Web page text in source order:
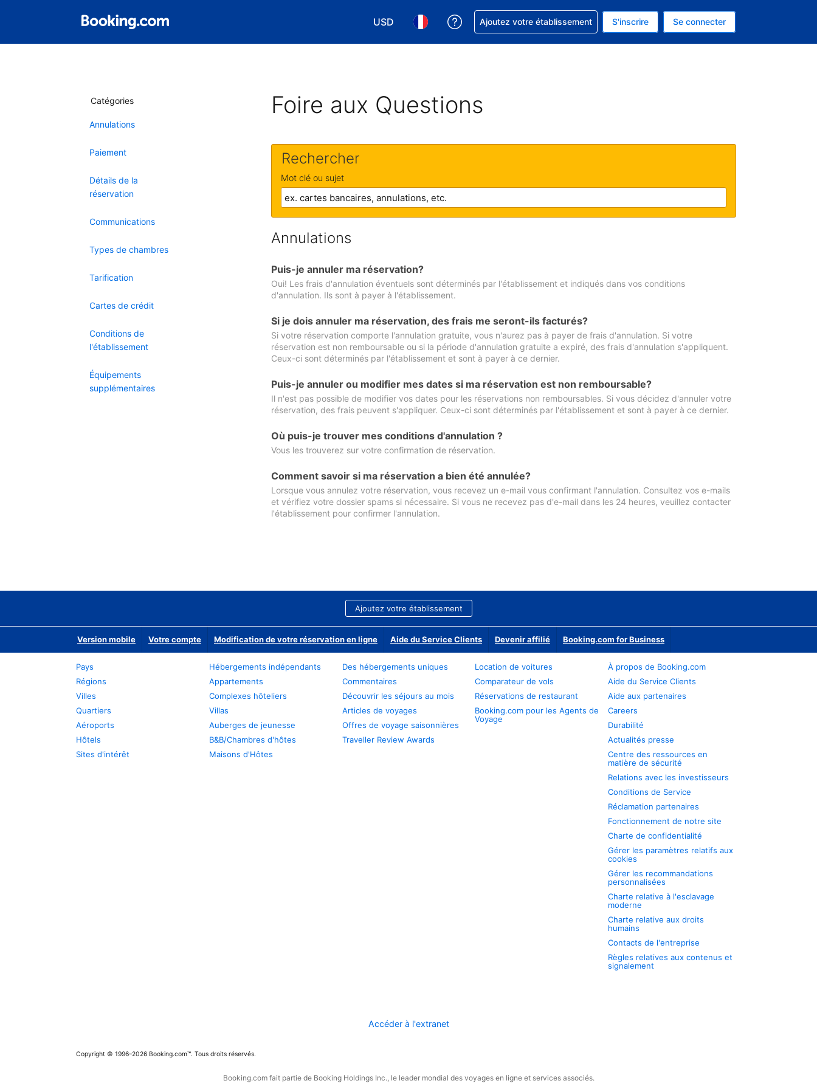
USD
Choisissez votre devise. Votre devise actuelle est celle-ci : Dollar américain.
Choisissez votre langue. Votre langue actuelle est celle-ci : Français.
Obtenez de l'aide concernant votre réservation
Ajoutez votre établissement S'inscrire Se connecter
Catégories
Annulations
Paiement
Détails de la
réservation
Communications
Types de chambres
Tarification
Cartes de crédit
Conditions de
l'établissement
Équipements
supplémentaires
Foire aux Questions
Rechercher
Mot clé ou sujet
Annulations
Puis-je annuler ma réservation?
Oui! Les frais d'annulation éventuels sont déterminés par l'établissement et indiqués dans vos conditions
d'annulation. Ils sont à payer à l'établissement.
Si je dois annuler ma réservation, des frais me seront-ils facturés?
Si votre réservation comporte l'annulation gratuite, vous n'aurez pas à payer de frais d'annulation. Si votre
réservation est non remboursable ou si la période d'annulation gratuite a expiré, des frais d'annulation s'appliquent.
Ceux-ci sont déterminés par l'établissement et sont à payer à ce dernier.
Puis-je annuler ou modifier mes dates si ma réservation est non remboursable?
Il n'est pas possible de modifier vos dates pour les réservations non remboursables. Si vous décidez d'annuler votre
réservation, des frais peuvent s'appliquer. Ceux-ci sont déterminés par l'établissement et sont à payer à ce dernier.
Où puis-je trouver mes conditions d'annulation ?
Vous les trouverez sur votre confirmation de réservation.
Comment savoir si ma réservation a bien été annulée?
Lorsque vous annulez votre réservation, vous recevez un e-mail vous confirmant l'annulation. Consultez vos e-mails
et vérifiez votre dossier spams si nécessaire. Si vous ne recevez pas d'e-mail dans les 24 heures, veuillez contacter
l'établissement pour confirmer l'annulation.
Ajoutez votre établissement
Version mobile Votre compte Modification de votre réservation en ligne Aide du Service Clients Devenir affilié Booking.com for Business
Pays
Régions
Villes
Quartiers
Aéroports
Hôtels
Sites d'intérêt
Hébergements indépendants
Appartements
Complexes hôteliers
Villas
Auberges de jeunesse
B&B/Chambres d'hôtes
Maisons d'Hôtes
Des hébergements uniques
Commentaires
Découvrir les séjours au mois
Articles de voyages
Offres de voyage saisonnières
Traveller Review Awards
Location de voitures
Comparateur de vols
Réservations de restaurant
Booking.com pour les Agents de
Voyage
À propos de Booking.com
Aide du Service Clients
Aide aux partenaires
Careers
Durabilité
Actualités presse
Centre des ressources en
matière de sécurité
Relations avec les investisseurs
Conditions de Service
Réclamation partenaires
Fonctionnement de notre site
Charte de confidentialité
Gérer les paramètres relatifs aux
cookies
Gérer les recommandations
personnalisées
Charte relative à l'esclavage
moderne
Charte relative aux droits
humains
Contacts de l'entreprise
Règles relatives aux contenus et
signalement
Accéder à l'extranet
Copyright © 1996–2026 Booking.com™. Tous droits réservés.
Booking.com fait partie de Booking Holdings Inc., le leader mondial des voyages en ligne et services associés.